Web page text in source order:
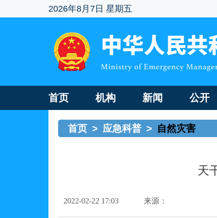
2026年8月7日 星期五
首页 机构 新闻 公开
首页 > 应急科普 > 自然灾害
天
2022-02-22 17:03 来源：